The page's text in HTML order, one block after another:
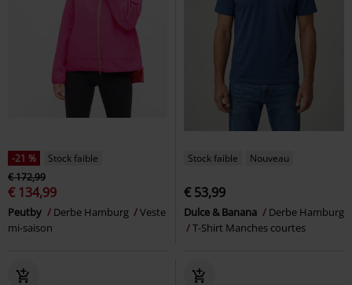
-21 %
Stock faible
€ 172,99
€ 134,99
Peutby Derbe Hamburg
Veste
mi-saison
Stock faible Nouveau
€ 53,99
Dulce & Banana
Derbe Hamburg
T-Shirt Manches courtes